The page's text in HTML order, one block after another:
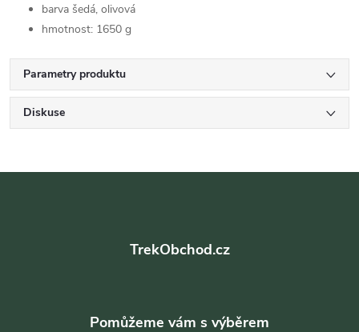
barva šedá, olivová
hmotnost: 1650 g
Parametry produktu
Diskuse
TrekObchod.cz